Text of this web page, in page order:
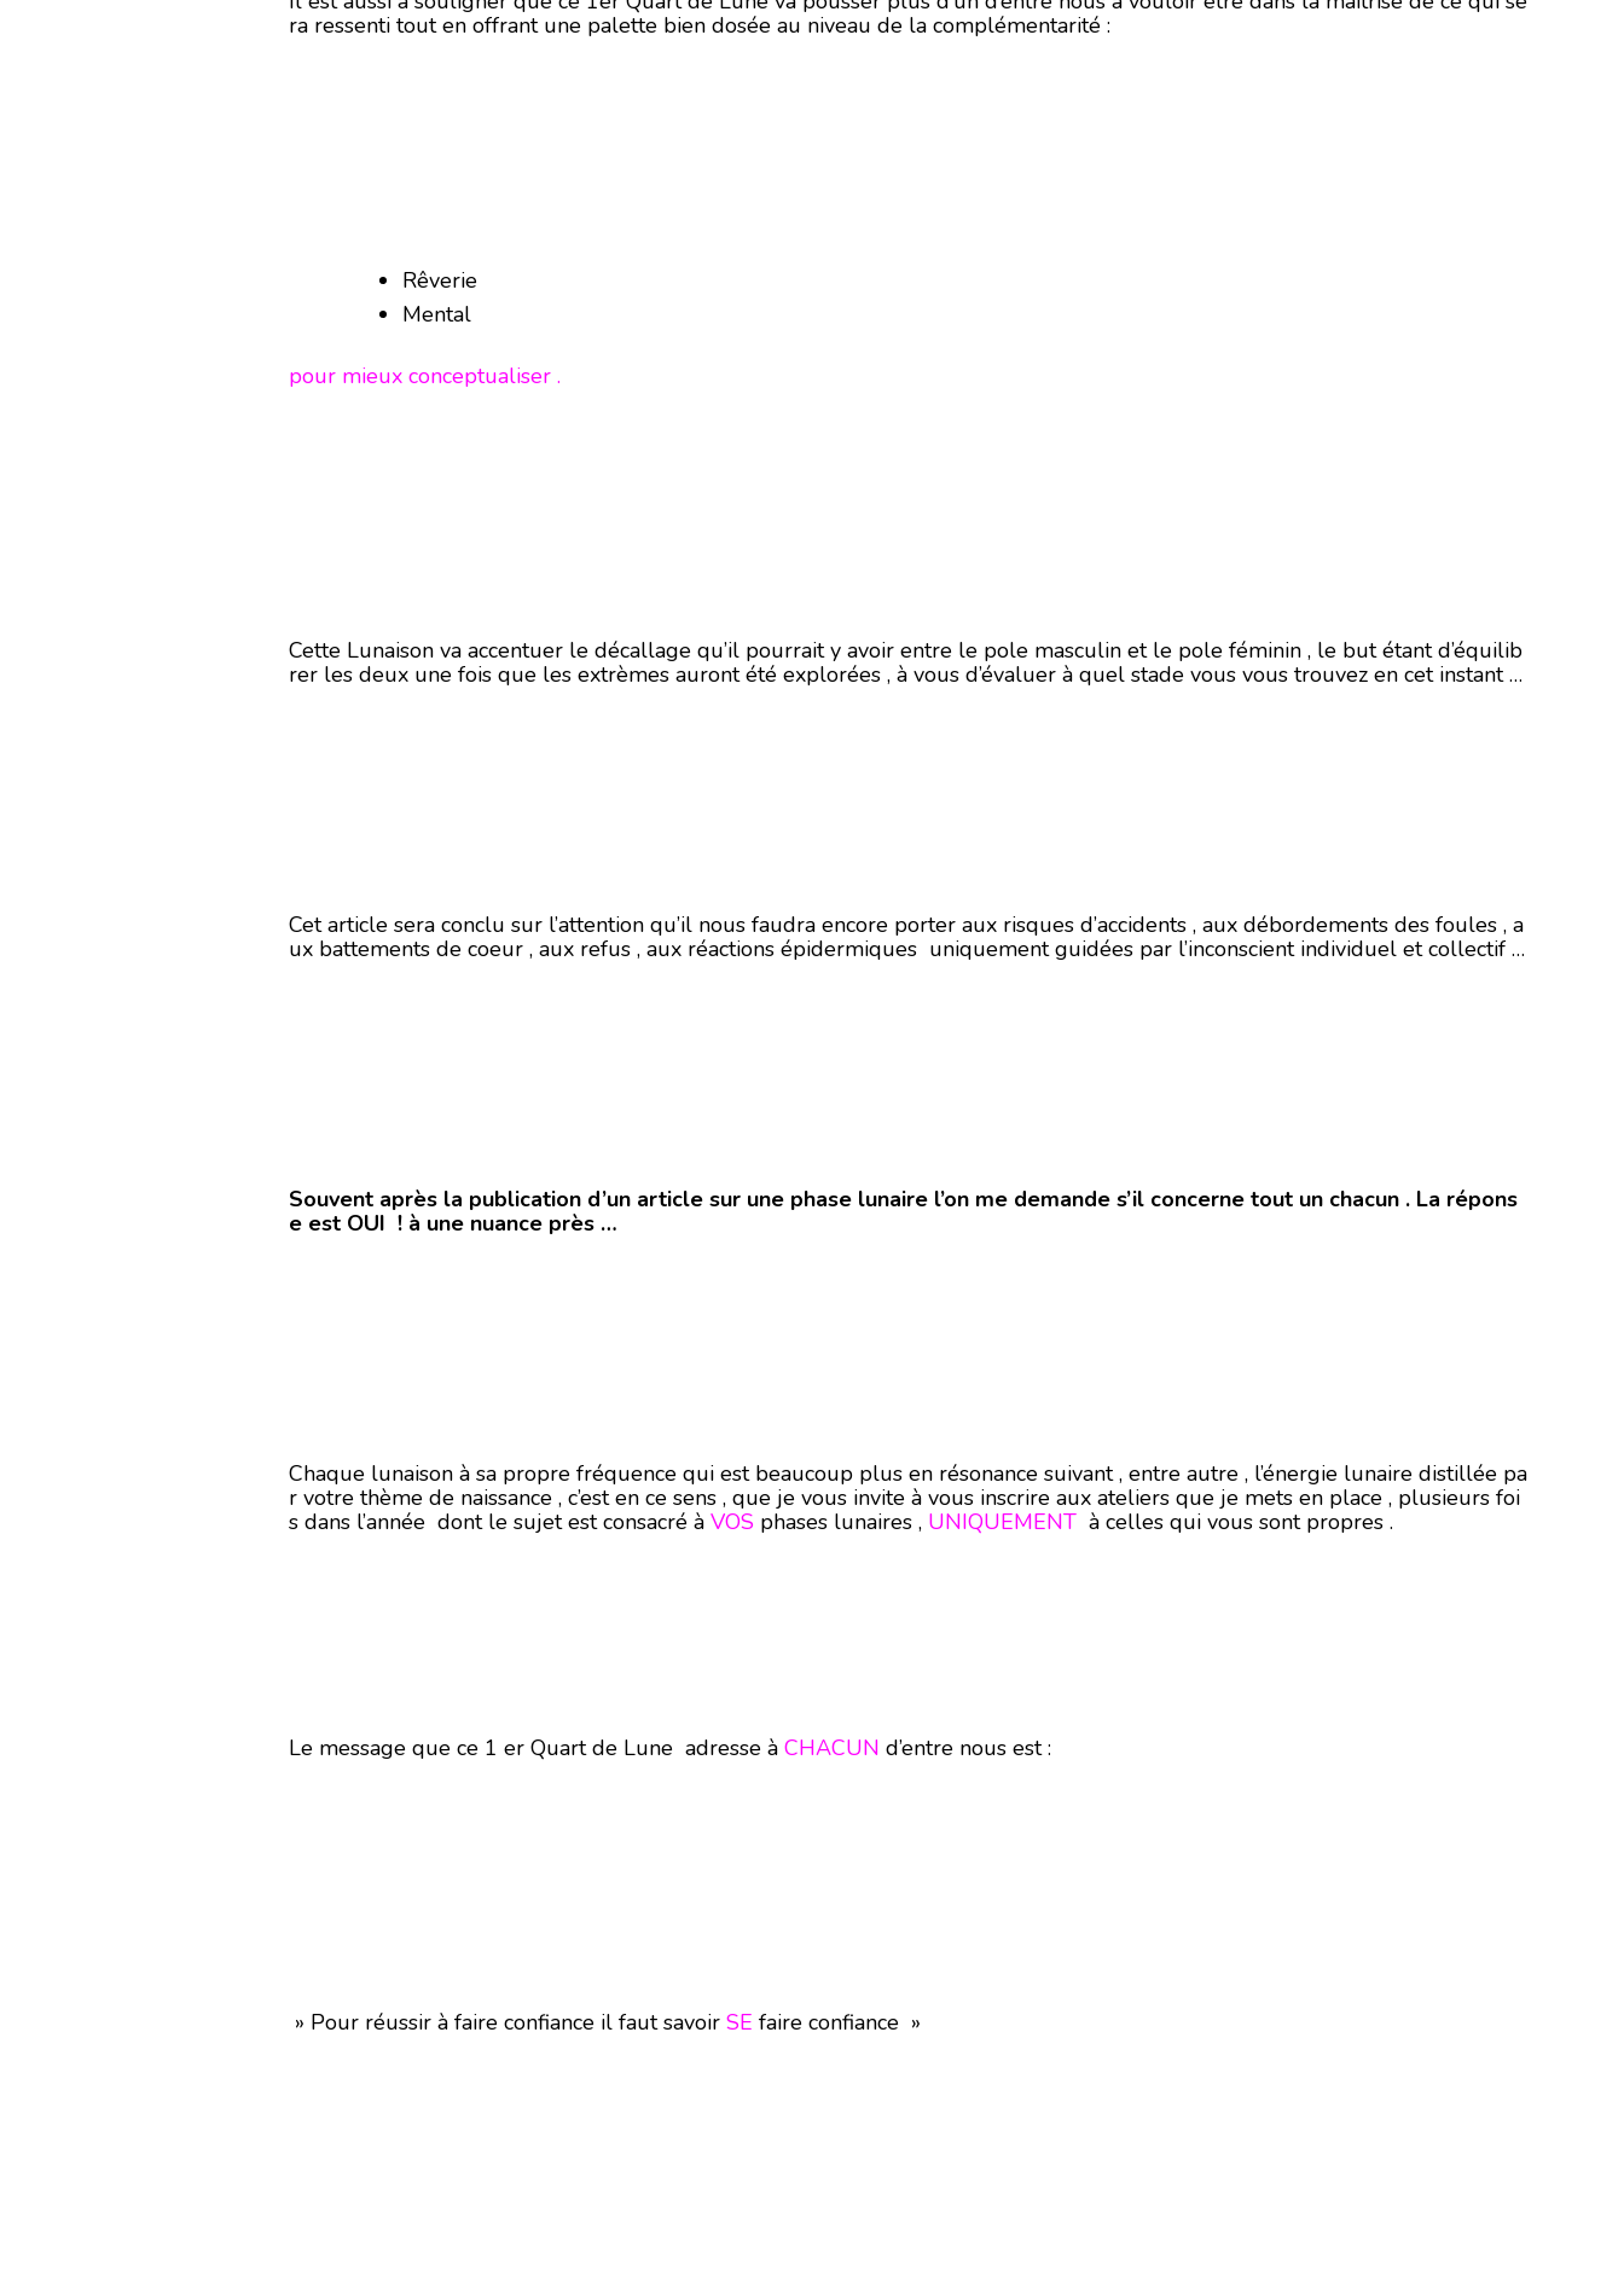
ra ressenti tout en offrant une palette bien dosée au niveau de la complémentarité :
Rêverie
Mental
pour mieux conceptualiser .
Cette Lunaison va accentuer le décallage qu’il pourrait y avoir entre le pole masculin et le pole féminin , le but étant d’équilib
rer les deux une fois que les extrèmes auront été explorées , à vous d’évaluer à quel stade vous vous trouvez en cet instant …
Cet article sera conclu sur l’attention qu’il nous faudra encore porter aux risques d’accidents , aux débordements des foules , a
ux battements de coeur , aux refus , aux réactions épidermiques uniquement guidées par l’inconscient individuel et collectif …
Souvent après la publication d’un article sur une phase lunaire l’on me demande s’il concerne tout un chacun . La répons
e est OUI ! à une nuance près …
Chaque lunaison à sa propre fréquence qui est beaucoup plus en résonance suivant , entre autre , l’énergie lunaire distillée pa
r votre thème de naissance , c’est en ce sens , que je vous invite à vous inscrire aux ateliers que je mets en place , plusieurs foi
s dans l’année dont le sujet est consacré à VOS phases lunaires , UNIQUEMENT à celles qui vous sont propres .
Le message que ce 1 er Quart de Lune adresse à CHACUN d’entre nous est :
» Pour réussir à faire confiance il faut savoir SE faire confiance »